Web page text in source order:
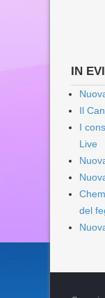
IN
Il
I
Live
del